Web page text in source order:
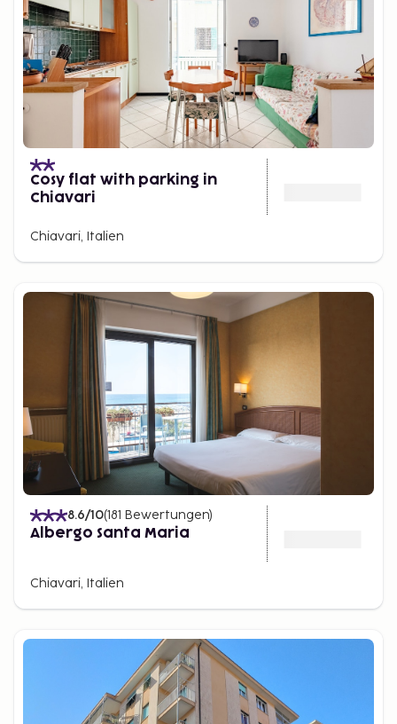
Cosy flat with parking in
Chiavari
Chiavari, Italien
8.6/10(181 Bewertungen)
Albergo Santa Maria
Chiavari, Italien